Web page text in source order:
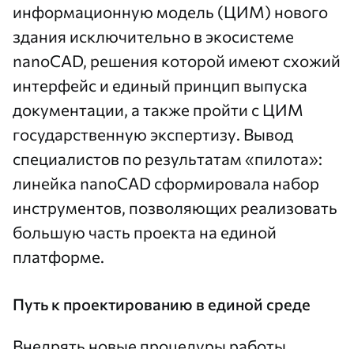
информационную модель (ЦИМ) нового
здания исключительно в экосистеме
nanoCAD, решения которой имеют схожий
интерфейс и единый принцип выпуска
документации, а также пройти с ЦИМ
государственную экспертизу. Вывод
специалистов по результатам «пилота»:
линейка nanoCAD сформировала набор
инструментов, позволяющих реализовать
большую часть проекта на единой
платформе.
Путь к проектированию в единой среде